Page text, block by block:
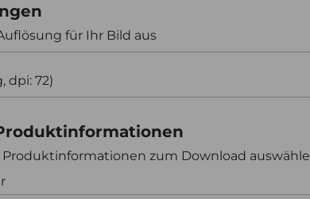
für Ihr Bild aus
zum Download